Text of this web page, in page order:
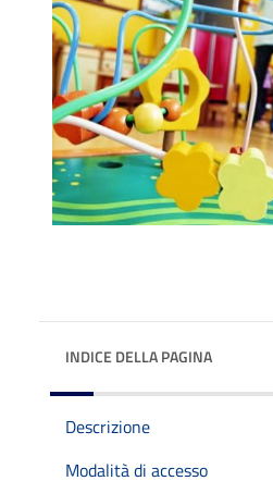
INDICE DELLA PAGINA
Descrizione
Modalità di accesso